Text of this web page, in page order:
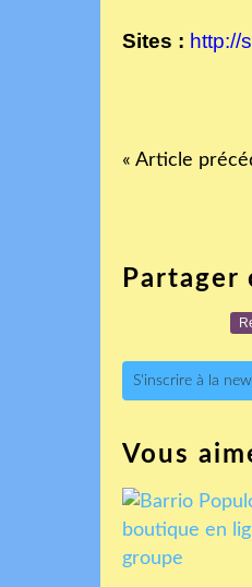
Sites : http://
« Article
S'inscrire à la
Vous